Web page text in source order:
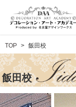
TOP 飯田校
飯田校